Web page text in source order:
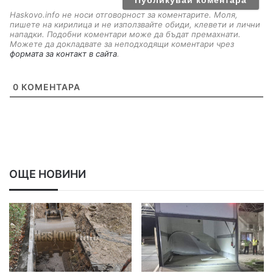
Haskovo.info не носи отговорност за коментарите. Моля,
пишете на кирилица и не използвайте обиди, клевети и лични
нападки. Подобни коментари може да бъдат премахнати.
Можете да докладвате за неподходящи коментари чрез
формата за контакт в сайта.
0 КОМЕНТАРА
ОЩЕ НОВИНИ